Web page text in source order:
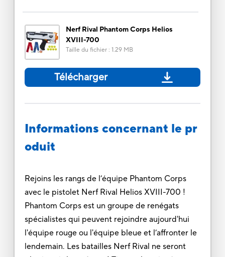
Nerf Rival Phantom Corps Helios
XVIII-700
Taille du fichier: 1.29 MB
Télécharger
Informations concernant le pr
oduit
Rejoins les rangs de l’équipe Phantom Corps
avec le pistolet Nerf Rival Helios XVIII-700 !
Phantom Corps est un groupe de renégats
spécialistes qui peuvent rejoindre aujourd'hui
l'équipe rouge ou l'équipe bleue et l’affronter le
lendemain. Les batailles Nerf Rival ne seront